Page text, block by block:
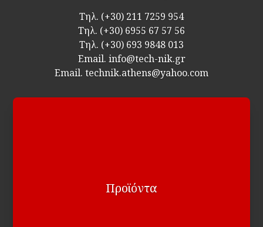
Τηλ. (+30) 211 7259 954
Τηλ. (+30) 6955 67 57 56
Τηλ. (+30) 693 9848 013
Email. info@tech-nik.gr
Email. technik.athens@yahoo.com
Προϊόντα